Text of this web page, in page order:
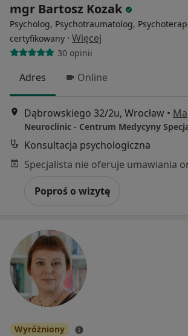
mgr Bartosz Kozak
Psycholog, Psychotraumatolog,
certyfikowany · Więcej
30 opinii
Adres Online
Dąbrowskiego 32/2u, Wrocław •
Neuroclinic - Centrum Medycyny
Konsultacja psychologiczna
Poproś o wizytę
Wyróżniony